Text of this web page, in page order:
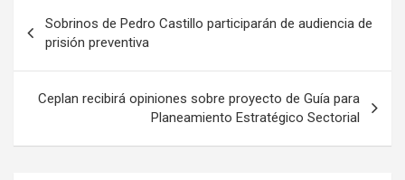
de
entradas
Sobrinos de Pedro Castillo participarán de audiencia de
prisión preventiva
Ceplan recibirá opiniones sobre proyecto de Guía para
Planeamiento Estratégico Sectorial